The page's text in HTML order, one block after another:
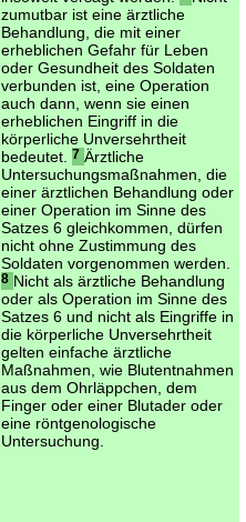
zumutbar ist eine ärztliche
Behandlung, die mit einer
erheblichen Gefahr für Leben
oder Gesundheit des Soldaten
verbunden ist, eine Operation
auch dann, wenn sie einen
erheblichen Eingriff in die
körperliche Unversehrtheit
bedeutet.
7 Ärztliche
Untersuchungsmaßnahmen, die
einer ärztlichen Behandlung oder
einer Operation im Sinne des
Satzes 6 gleichkommen, dürfen
nicht ohne Zustimmung des
Soldaten vorgenommen werden.
8 Nicht als ärztliche Behandlung
oder als Operation im Sinne des
Satzes 6 und nicht als Eingriffe in
die körperliche Unversehrtheit
gelten einfache ärztliche
Maßnahmen, wie Blutentnahmen
aus dem Ohrläppchen, dem
Finger oder einer Blutader oder
eine röntgenologische
Untersuchung.